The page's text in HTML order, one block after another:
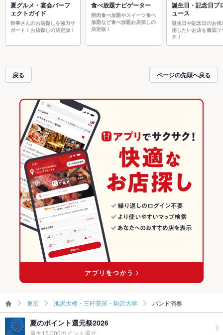
夏グルメ・宴会パーフ
ェクトガイド
幹事さんのお店探しを強力サ
ポート！お店探しの決定版！
食べ放題ナビゲーター
焼肉食べ放題やスイーツ食べ
放題など食べ放題お店探しの
決定版！
誕生日・記念日プ
ュース
誕生日や記念日のお祝
用したいお店を徹底リ
チ！
戻る ページの先頭へ戻る
東京 池尻大橋・三軒茶屋・駒沢大学 バンド演奏
夏のポイント還元祭2026
最大15,000ポイント還元